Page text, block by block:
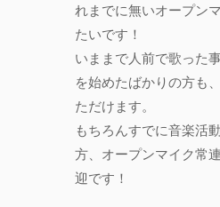
れまでに無いオープン
たいです！
いままで人前で歌った
を始めたばかりの方も
ただけます。
もちろんすでに音楽活
方、オープンマイク常
迎です！